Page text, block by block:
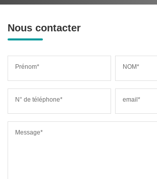
Nous contacter
Prénom* NOM*
N° de téléphone* email*
Message*